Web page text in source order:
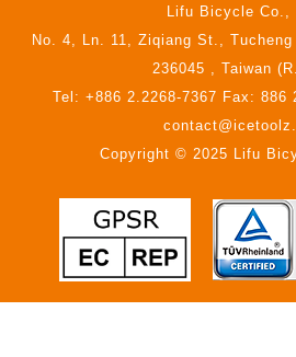
Lifu Bicycle Co.,
No. 4, Ln. 11, Ziqiang St.,
236045 , Taiwan
Tel: +886 2.2268-7367 Fax: 886
Copyright © 2025 Lifu